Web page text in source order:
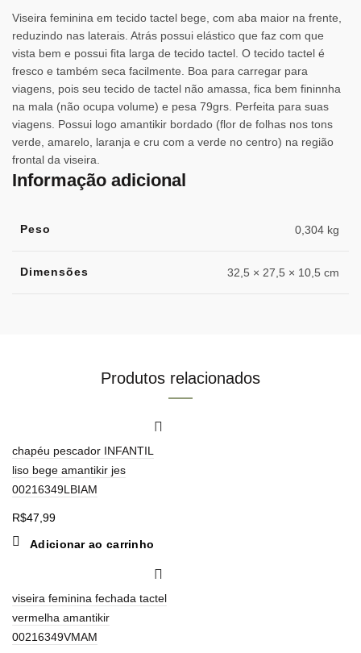
Viseira feminina em tecido tactel bege, com aba maior na frente,
reduzindo nas laterais. Atrás possui elástico que faz com que
vista bem e possui fita larga de tecido tactel. O tecido tactel é
fresco e também seca facilmente. Boa para carregar para
viagens, pois seu tecido de tactel não amassa, fica bem fininnha
na mala (não ocupa volume) e pesa 79grs. Perfeita para suas
viagens. Possui logo amantikir bordado (flor de folhas nos tons
verde, amarelo, laranja e cru com a verde no centro) na região
frontal da viseira.
Informação adicional
Peso 0,304 kg
Dimensões 32,5 × 27,5 × 10,5 cm
Produtos relacionados
chapéu pescador INFANTIL
liso bege amantikir jes
00216349LBIAM
R$47,99
Adicionar ao carrinho
viseira feminina fechada tactel
vermelha amantikir
00216349VMAM